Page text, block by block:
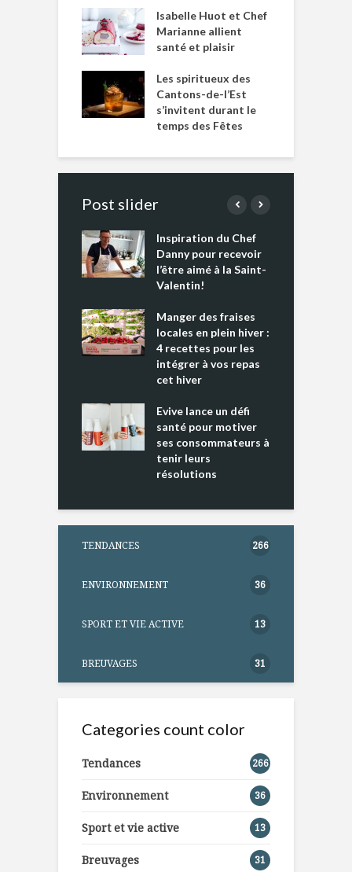
Isabelle Huot et Chef
Marianne allient
santé et plaisir
Les spiritueux des
Cantons-de-l’Est
s’invitent durant le
temps des Fêtes
Post slider
Inspiration du Chef
Danny pour recevoir
l’être aimé à la Saint-
Valentin!
Manger des fraises
locales en plein hiver :
4 recettes pour les
intégrer à vos repas
cet hiver
Evive lance un défi
santé pour motiver
ses consommateurs à
tenir leurs
résolutions
TENDANCES 266
ENVIRONNEMENT 36
SPORT ET VIE ACTIVE 13
BREUVAGES 31
Categories count color
Tendances 266
Environnement 36
Sport et vie active 13
Breuvages 31